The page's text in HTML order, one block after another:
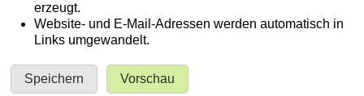
erzeugt.
Website- und E-Mail-Adressen werden automatisch in
Links umgewandelt.